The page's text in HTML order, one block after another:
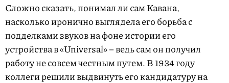
Сложно сказать, понимал ли сам Кавана,
насколько иронично выглядела его борьба с
подделками звуков на фоне истории его
устройства в «Universal» – ведь сам он получил
работу не совсем честным путем. В 1934 году
коллеги решили выдвинуть его кандидатуру на